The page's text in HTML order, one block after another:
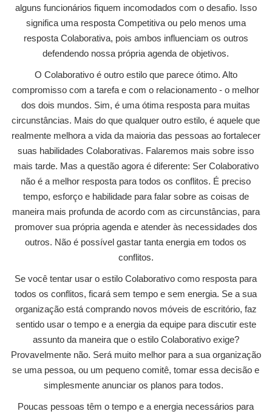
alguns funcionários fiquem incomodados com o desafio. Isso
significa uma resposta Competitiva ou pelo menos uma
resposta Colaborativa, pois ambos influenciam os outros
defendendo nossa própria agenda de objetivos.
O Colaborativo é outro estilo que parece ótimo. Alto
compromisso com a tarefa e com o relacionamento - o melhor
dos dois mundos. Sim, é uma ótima resposta para muitas
circunstâncias. Mais do que qualquer outro estilo, é aquele que
realmente melhora a vida da maioria das pessoas ao fortalecer
suas habilidades Colaborativas. Falaremos mais sobre isso
mais tarde. Mas a questão agora é diferente: Ser Colaborativo
não é a melhor resposta para todos os conflitos. É preciso
tempo, esforço e habilidade para falar sobre as coisas de
maneira mais profunda de acordo com as circunstâncias, para
promover sua própria agenda e atender às necessidades dos
outros. Não é possível gastar tanta energia em todos os
conflitos.
Se você tentar usar o estilo Colaborativo como resposta para
todos os conflitos, ficará sem tempo e sem energia. Se a sua
organização está comprando novos móveis de escritório, faz
sentido usar o tempo e a energia da equipe para discutir este
assunto da maneira que o estilo Colaborativo exige?
Provavelmente não. Será muito melhor para a sua organização
se uma pessoa, ou um pequeno comitê, tomar essa decisão e
simplesmente anunciar os planos para todos.
Poucas pessoas têm o tempo e a energia necessários para